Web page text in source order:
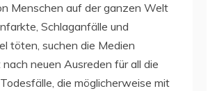
Menschen auf der ganzen Welt
Schlaganfälle und
töten, suchen die Medien
neuen Ausreden für all die
die möglicherweise mit